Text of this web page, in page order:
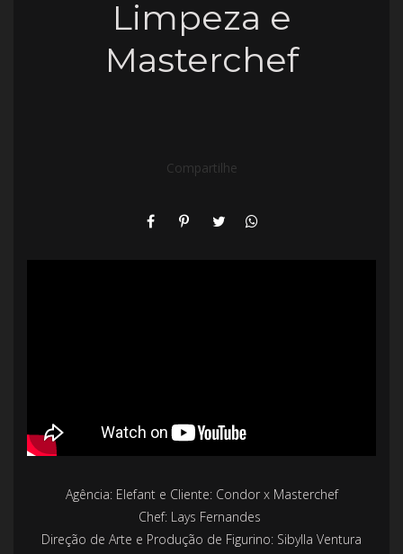
Limpeza e
Masterchef
Compartilhe
Agência: Elefant e Cliente: Condor x Masterchef
Chef: Lays Fernandes
Direção de Arte e Produção de Figurino: Sibylla Ventura